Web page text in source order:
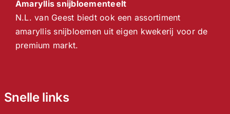
Amaryllis snijbloementeelt
N.L. van Geest biedt ook een assortiment
amaryllis snijbloemen uit eigen kwekerij voor de
premium markt.
Snelle links